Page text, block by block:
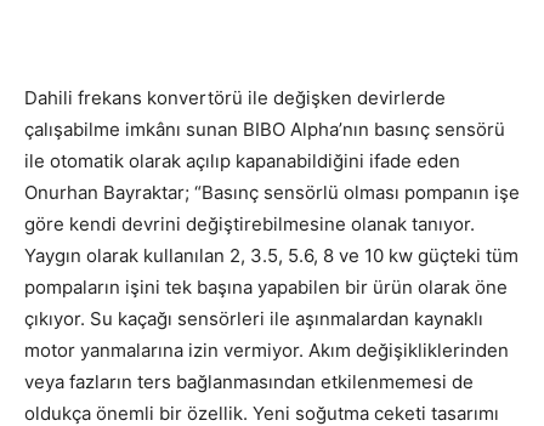
Dahili frekans konvertörü ile değişken devirlerde
çalışabilme imkânı sunan BIBO Alpha’nın basınç sensörü
ile otomatik olarak açılıp kapanabildiğini ifade eden
Onurhan Bayraktar; “Basınç sensörlü olması pompanın işe
göre kendi devrini değiştirebilmesine olanak tanıyor.
Yaygın olarak kullanılan 2, 3.5, 5.6, 8 ve 10 kw güçteki tüm
pompaların işini tek başına yapabilen bir ürün olarak öne
çıkıyor. Su kaçağı sensörleri ile aşınmalardan kaynaklı
motor yanmalarına izin vermiyor. Akım değişikliklerinden
veya fazların ters bağlanmasından etkilenmemesi de
oldukça önemli bir özellik. Yeni soğutma ceketi tasarımı